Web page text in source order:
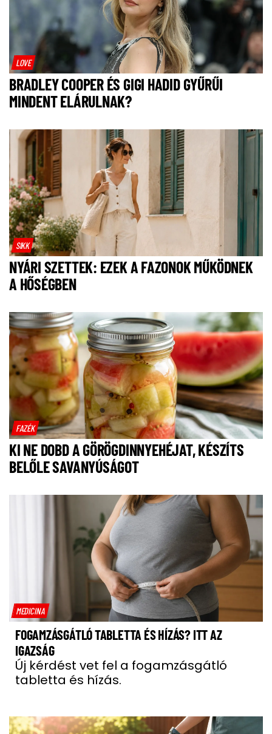
LOVE
BRADLEY COOPER ÉS GIGI HADID GYŰRŰI
MINDENT ELÁRULNAK?
SIKK
NYÁRI SZETTEK: EZEK A FAZONOK MŰKÖDNEK
A HŐSÉGBEN
FAZÉK
KI NE DOBD A GÖRÖGDINNYEHÉJAT, KÉSZÍTS
BELŐLE SAVANYÚSÁGOT
MEDICINA
FOGAMZÁSGÁTLÓ TABLETTA ÉS HÍZÁS? ITT AZ
IGAZSÁG
Új kérdést vet fel a fogamzásgátló
tabletta és hízás.